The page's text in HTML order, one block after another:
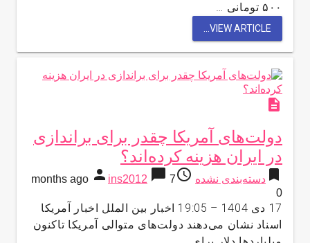
۵۰۰ تومانی …
VIEW ARTICLE...
description
دولت‌های آمریکا چقدر برای براندازی
در ایران هزینه کرده‌اند؟
bookmark دسته‌بندی نشده access_time
7 months ago
person ins2012 chat_bubble
0
17 دی 1404 – 19:05 اخبار بین الملل اخبار آمریکا
اسناد نشان می‌دهند دولت‌های متوالی آمریکا تاکنون